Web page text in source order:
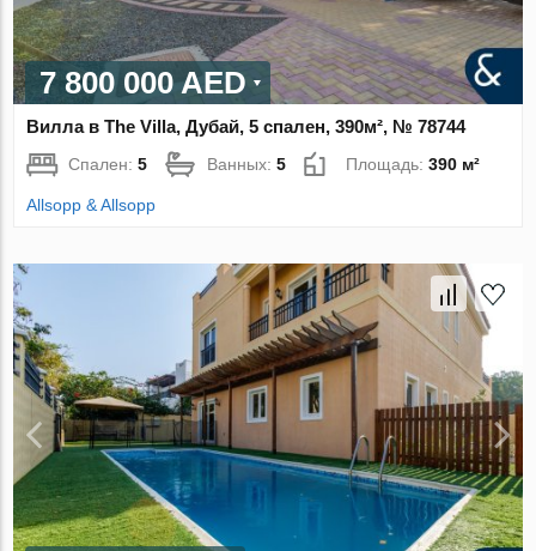
7 800 000 AED
Вилла в The Villa, Дубай, 5 спален, 390м², № 78744
Спален:5 Ванных:5 Площадь:390 м²
Allsopp & Allsopp